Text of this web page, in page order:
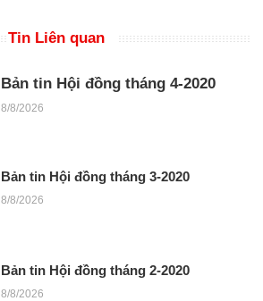
Tin Liên quan
Bản tin Hội đồng tháng 4-2020
8/8/2026
Bản tin Hội đồng tháng 3-2020
8/8/2026
Bản tin Hội đồng tháng 2-2020
8/8/2026